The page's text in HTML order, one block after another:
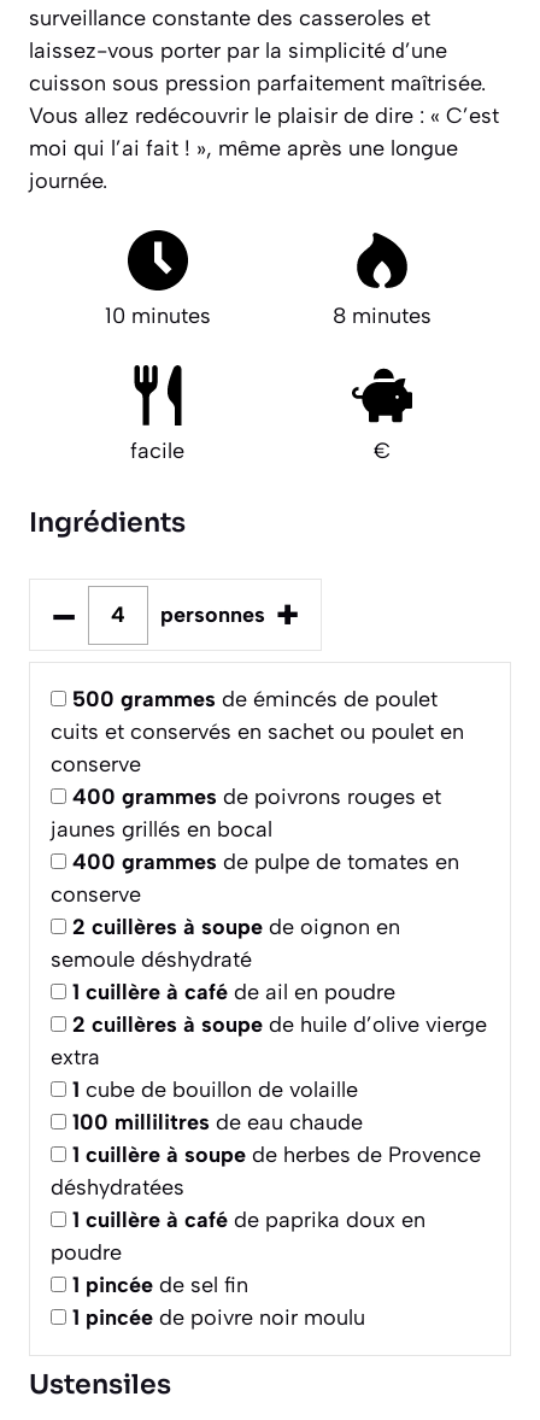
surveillance constante des casseroles et
laissez-vous porter par la simplicité d’une
cuisson sous pression parfaitement maîtrisée.
Vous allez redécouvrir le plaisir de dire : « C’est
moi qui l’ai fait ! », même après une longue
journée.
10 minutes 8 minutes
facile €
Ingrédients
– personnes +
500 grammes de émincés de poulet
cuits et conservés en sachet ou poulet en
conserve
400 grammes de poivrons rouges et
jaunes grillés en bocal
400 grammes de pulpe de tomates en
conserve
2 cuillères à soupe de oignon en
semoule déshydraté
1 cuillère à café de ail en poudre
2 cuillères à soupe de huile d’olive vierge
extra
1 cube de bouillon de volaille
100 millilitres de eau chaude
1 cuillère à soupe de herbes de Provence
déshydratées
1 cuillère à café de paprika doux en
poudre
1 pincée de sel fin
1 pincée de poivre noir moulu
Ustensiles